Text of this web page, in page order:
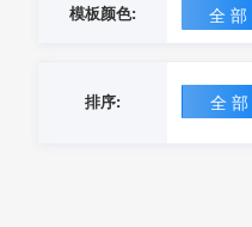
模板颜色: 全 部
排序: 全 部